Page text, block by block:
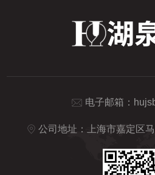
电子邮箱：
公司地址：上海市嘉定区